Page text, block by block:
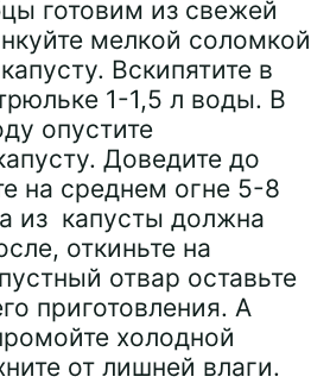
готовим из свежей
мелкой соломкой
Вскипятите в
1-1,5 л воды. В
опустите
Доведите до
на среднем огне 5-8
из капусты должна
откиньте на
отвар оставьте
приготовления. А
холодной
от лишней влаги.